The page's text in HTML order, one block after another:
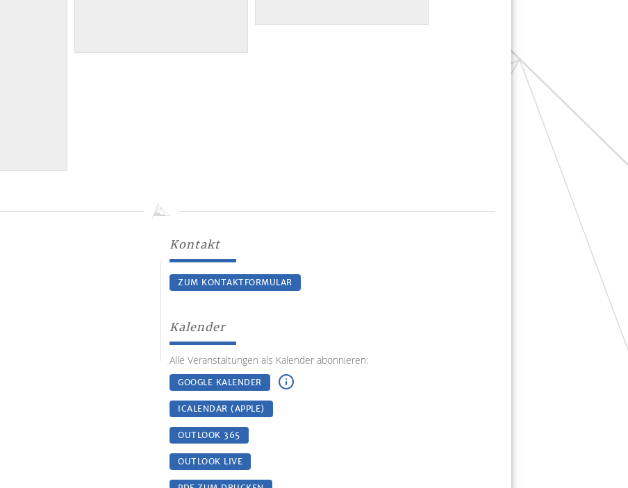
Kontakt
ZUM KONTAKTFORMULAR
Kalender
Alle Veranstaltungen als Kalender abonnieren:
GOOGLE KALENDER
ICALENDAR (APPLE)
OUTLOOK 365
OUTLOOK LIVE